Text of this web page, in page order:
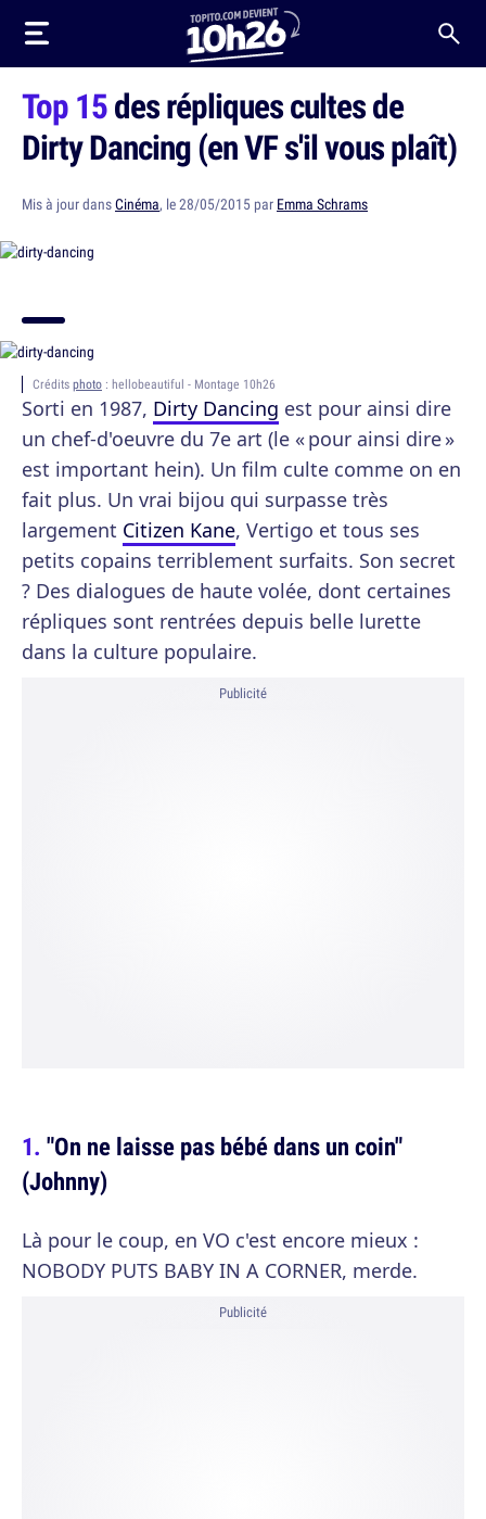
Top 15des répliques cultes de
Dirty Dancing (en VF s'il vous plaît)
Mis à jour dansCinéma, le 28/05/2015 par Emma Schrams
Crédits photo : hellobeautiful - Montage 10h26
Sorti en 1987, Dirty Dancing est pour ainsi dire
un chef-d'oeuvre du 7e art (le « pour ainsi dire »
est important hein). Un film culte comme on en
fait plus. Un vrai bijou qui surpasse très
largement Citizen Kane, Vertigo et tous ses
petits copains terriblement surfaits. Son secret
? Des dialogues de haute volée, dont certaines
répliques sont rentrées depuis belle lurette
dans la culture populaire.
Publicité
"On ne laisse pas bébé dans un coin"
(Johnny)
Là pour le coup, en VO c'est encore mieux :
NOBODY PUTS BABY IN A CORNER, merde.
Publicité